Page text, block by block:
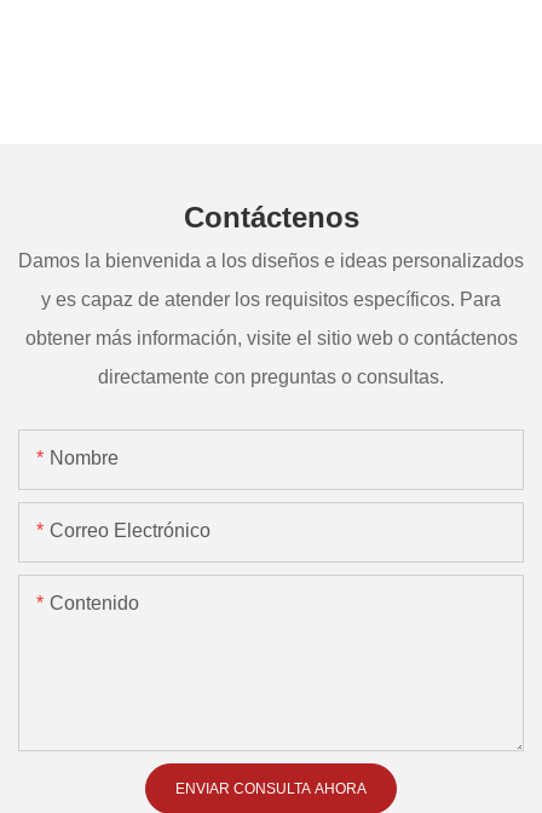
Contáctenos
Damos la bienvenida a los diseños e ideas personalizados
y es capaz de atender los requisitos específicos. Para
obtener más información, visite el sitio web o contáctenos
directamente con preguntas o consultas.
Nombre
Correo Electrónico
Contenido
ENVIAR CONSULTA AHORA